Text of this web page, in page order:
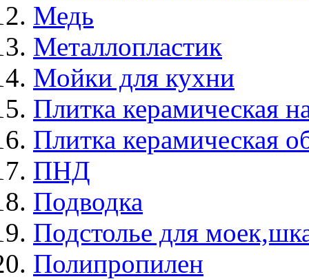
Медь
Металлопластик
Мойки для кухни
Плитка керамическая
Плитка керамическая
ПНД
Подводка
Подстолье для
Полипропилен